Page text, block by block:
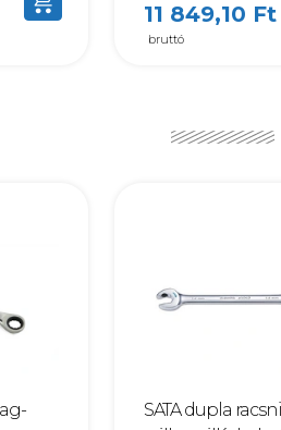
11 849,10 Ft
bruttó
SATA dupla